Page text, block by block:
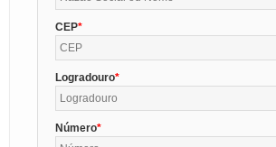
CEP
Logradouro
Número